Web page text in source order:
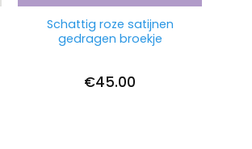
Schattig roze satijnen
gedragen broekje
€45.00